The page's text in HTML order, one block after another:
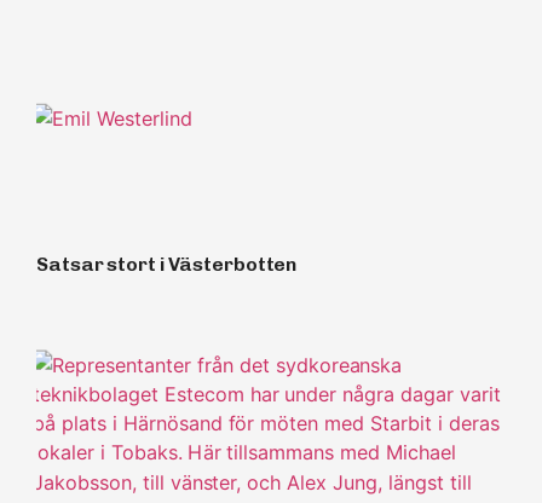
Satsar stort i Västerbotten